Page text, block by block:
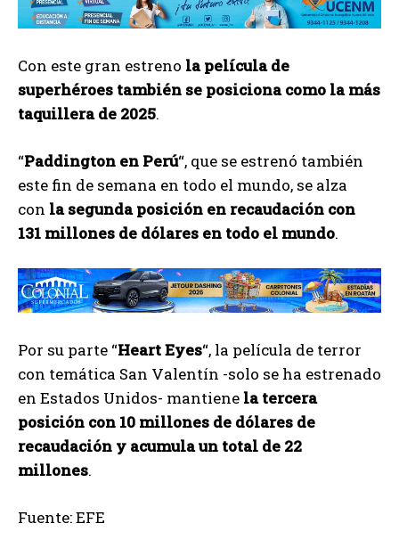
Con este gran estreno la película de
superhéroes también se posiciona como la más
taquillera de 2025.
“Paddington en Perú“, que se estrenó también
este fin de semana en todo el mundo, se alza
con la segunda posición en recaudación con
131 millones de dólares en todo el mundo.
Por su parte “Heart Eyes“, la película de terror
con temática San Valentín -solo se ha estrenado
en Estados Unidos- mantiene la tercera
posición con 10 millones de dólares de
recaudación y acumula un total de 22
millones.
Fuente: EFE